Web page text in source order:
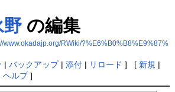
野の編集
www.okadajp.org/RWiki/?%E6%B0%B8%E9%87%
| バックアップ| 添付| リロード ] [ 新規 |
ヘルプ]